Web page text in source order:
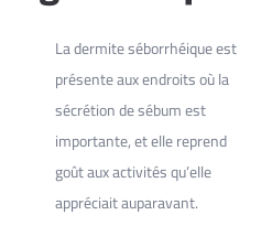
La dermite séborrhéique est
présente aux endroits où la
sécrétion de sébum est
importante, et elle reprend
goût aux activités qu’elle
appréciait auparavant.